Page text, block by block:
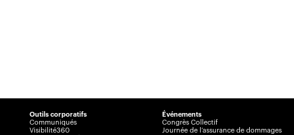
Outils corporatifs
Communiqués
Visibilité360
Événements
Congrès Collectif
Journée de l’assurance de dommages